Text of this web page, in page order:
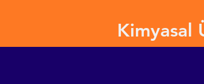
Kimyasal